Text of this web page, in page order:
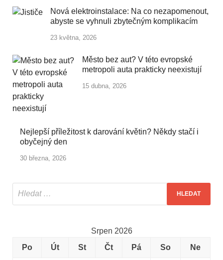
Nová elektroinstalace: Na co nezapomenout,
abyste se vyhnuli zbytečným komplikacím
23 května, 2026
Město bez aut? V této evropské
metropoli auta prakticky neexistují
15 dubna, 2026
Nejlepší příležitost k darování květin? Někdy stačí i
obyčejný den
30 března, 2026
Srpen 2026
Po
Út St Čt Pá So Ne